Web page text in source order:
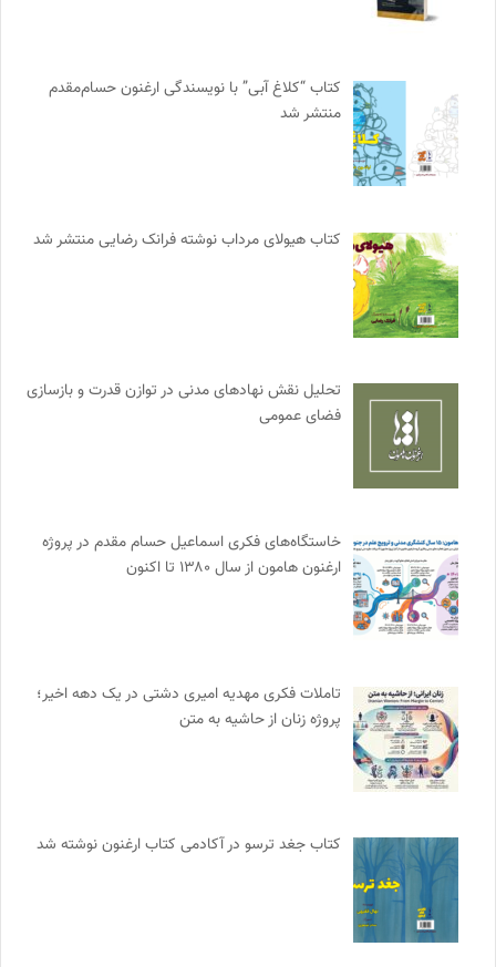
کتاب “کلاغ آبی” با نویسندگی ارغنون حسام‌مقدم
منتشر شد
کتاب هیولای مرداب نوشته فرانک رضایی منتشر شد
تحلیل نقش نهادهای مدنی در توازن قدرت و بازسازی
فضای عمومی
خاستگاه‌های فکری اسماعیل حسام مقدم در پروژه
ارغنون هامون از سال ۱۳۸۰ تا اکنون
تاملات فکری مهدیه امیری دشتی در یک دهه اخیر؛
پروژه زنان از حاشیه به متن
کتاب جغد ترسو در آکادمی کتاب ارغنون نوشته شد